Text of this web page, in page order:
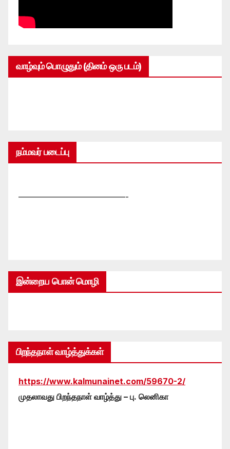
வாழ்வும் பொழுதும் (தினம் ஒரு படம்)
நம்மவர் படைப்பு
—————————————-
இன்றைய பொன் மொழி
பிறந்தநாள் வாழ்த்துக்கள்
https://www.kalmunainet.com/59670-2/
முதலாவது பிறந்தநாள் வாழ்த்து – பு. லெனிகா